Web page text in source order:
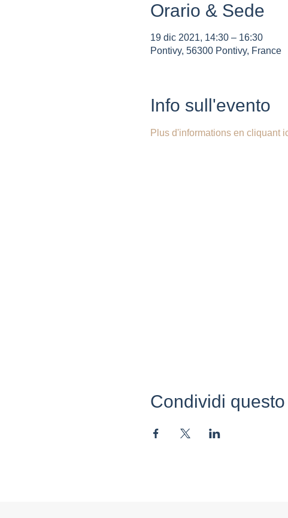
Orario & Sede
19 dic 2021, 14:30 – 16:30
Pontivy, 56300 Pontivy, France
Info sull'evento
Plus d'informations en cliquant
Condividi